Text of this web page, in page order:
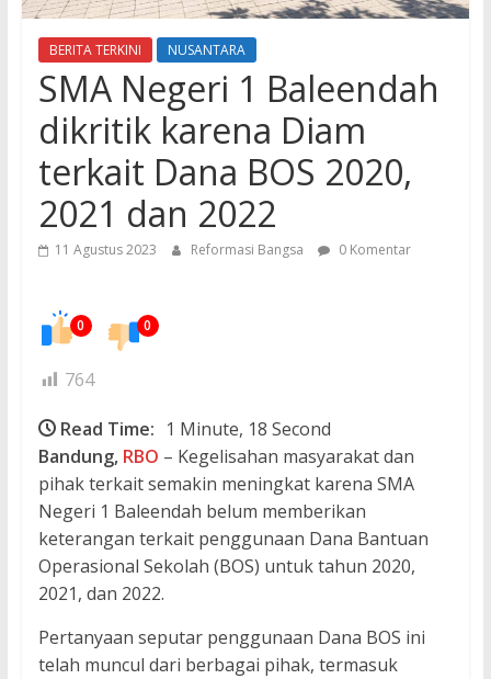
BERITA TERKINI NUSANTARA
SMA Negeri 1 Baleendah
dikritik karena Diam
terkait Dana BOS 2020,
2021 dan 2022
11 Agustus 2023 Reformasi Bangsa 0 Komentar
0 0
764
Read Time: 1 Minute, 18 Second
Bandung, RBO – Kegelisahan masyarakat dan
pihak terkait semakin meningkat karena SMA
Negeri 1 Baleendah belum memberikan
keterangan terkait penggunaan Dana Bantuan
Operasional Sekolah (BOS) untuk tahun 2020,
2021, dan 2022.
Pertanyaan seputar penggunaan Dana BOS ini
telah muncul dari berbagai pihak, termasuk